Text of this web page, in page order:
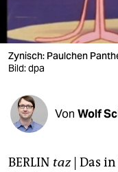
verlag
veranstaltungen
fragen & hilfe
unterstützen
abo
Zynisch: Paulchen
Bild: dpa
Von Wolf
BERLIN taz| Das in